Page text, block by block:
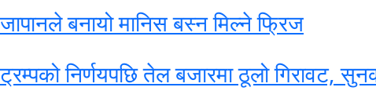
जापानले बनायो मानिस बस्न मिल्ने फ्रिज
ट्रम्पको निर्णयपछि तेल बजारमा ठूलो गिरावट,